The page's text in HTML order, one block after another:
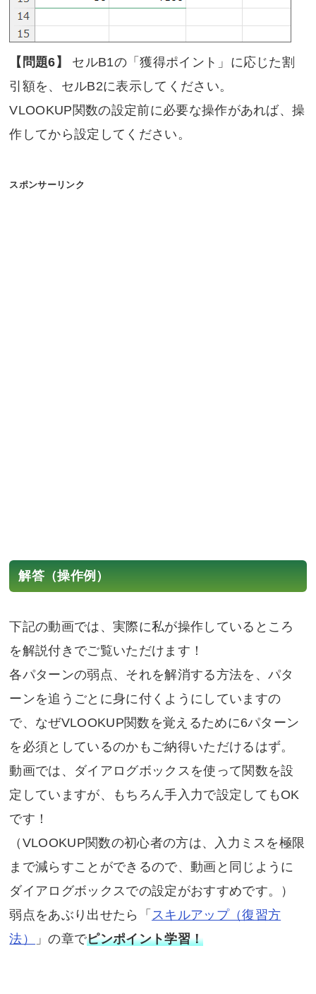
【問題6】
セルB1の「獲得ポイント」に応じた割
引額を、セルB2に表示してください。
VLOOKUP関数の設定前に必要な操作があれば、操
作してから設定してください。
スポンサーリンク
解答（操作例）
下記の動画では、実際に私が操作しているところ
を解説付きでご覧いただけます！
各パターンの弱点、それを解消する方法を、パタ
ーンを追うごとに身に付くようにしていますの
で、なぜVLOOKUP関数を覚えるために6パターン
を必須としているのかもご納得いただけるはず。
動画では、ダイアログボックスを使って関数を設
定していますが、もちろん手入力で設定してもOK
です！
（VLOOKUP関数の初心者の方は、入力ミスを極限
まで減らすことができるので、動画と同じように
ダイアログボックスでの設定がおすすめです。）
弱点をあぶり出せたら「 スキルアップ（復習方
法）
」の章でピンポイント学習！